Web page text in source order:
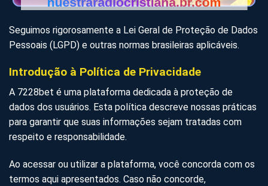
Seguimos rigorosamente a Lei Geral de Proteção de Dados
Pessoais (LGPD) e outras normas brasileiras aplicáveis.
Introdução à Política de Privacidade
A 7228bet é uma plataforma dedicada à proteção de
dados dos usuários. Esta política descreve nossas práticas
para garantir que suas informações sejam tratadas com
respeito e responsabilidade.
Ao acessar ou utilizar a plataforma, você concorda com os
termos aqui apresentados. Caso não concorde,